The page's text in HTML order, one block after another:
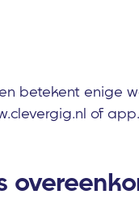
betekent enige
of